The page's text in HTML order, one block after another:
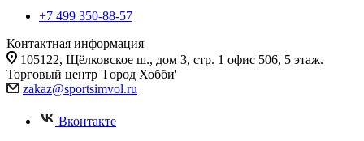
+7 499 350-88-57
Контактная информация
105122, Щёлковское ш., дом 3, стр. 1 офис 506, 5 этаж.
Торговый центр 'Город Хобби'
zakaz@sportsimvol.ru
Вконтакте